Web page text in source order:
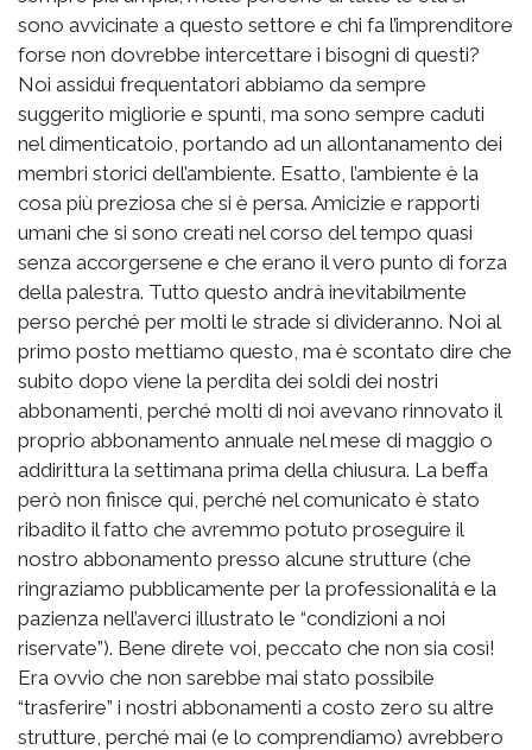
sono avvicinate a questo settore e chi fa l’imprenditore
forse non dovrebbe intercettare i bisogni di questi?
Noi assidui frequentatori abbiamo da sempre
suggerito migliorie e spunti, ma sono sempre caduti
nel dimenticatoio, portando ad un allontanamento dei
membri storici dell’ambiente. Esatto, l’ambiente è la
cosa più preziosa che si è persa. Amicizie e rapporti
umani che si sono creati nel corso del tempo quasi
senza accorgersene e che erano il vero punto di forza
della palestra. Tutto questo andrà inevitabilmente
perso perché per molti le strade si divideranno. Noi al
primo posto mettiamo questo, ma è scontato dire che
subito dopo viene la perdita dei soldi dei nostri
abbonamenti, perché molti di noi avevano rinnovato il
proprio abbonamento annuale nel mese di maggio o
addirittura la settimana prima della chiusura. La beffa
però non finisce qui, perché nel comunicato è stato
ribadito il fatto che avremmo potuto proseguire il
nostro abbonamento presso alcune strutture (che
ringraziamo pubblicamente per la professionalità e la
pazienza nell’averci illustrato le “condizioni a noi
riservate”). Bene direte voi, peccato che non sia così!
Era ovvio che non sarebbe mai stato possibile
“trasferire” i nostri abbonamenti a costo zero su altre
strutture, perché mai (e lo comprendiamo) avrebbero